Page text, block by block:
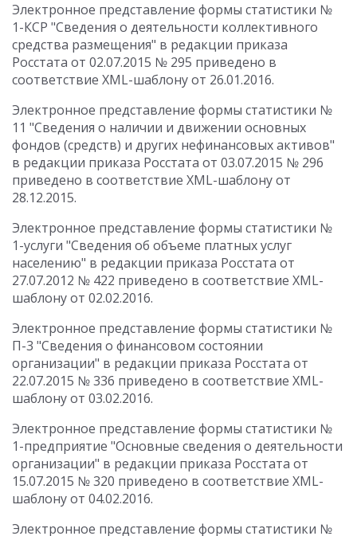
Электронное представление формы статистики №
1-КСР "Сведения о деятельности коллективного
средства размещения" в редакции приказа
Росстата от 02.07.2015 № 295 приведено в
соответствие XML-шаблону от 26.01.2016.
Электронное представление формы статистики №
11 "Сведения о наличии и движении основных
фондов (средств) и других нефинансовых активов"
в редакции приказа Росстата от 03.07.2015 № 296
приведено в соответствие XML-шаблону от
28.12.2015.
Электронное представление формы статистики №
1-услуги "Сведения об объеме платных услуг
населению" в редакции приказа Росстата от
27.07.2012 № 422 приведено в соответствие XML-
шаблону от 02.02.2016.
Электронное представление формы статистики №
П-3 "Сведения о финансовом состоянии
организации" в редакции приказа Росстата от
22.07.2015 № 336 приведено в соответствие XML-
шаблону от 03.02.2016.
Электронное представление формы статистики №
1-предприятие "Основные сведения о деятельности
организации" в редакции приказа Росстата от
15.07.2015 № 320 приведено в соответствие XML-
шаблону от 04.02.2016.
Электронное представление формы статистики №